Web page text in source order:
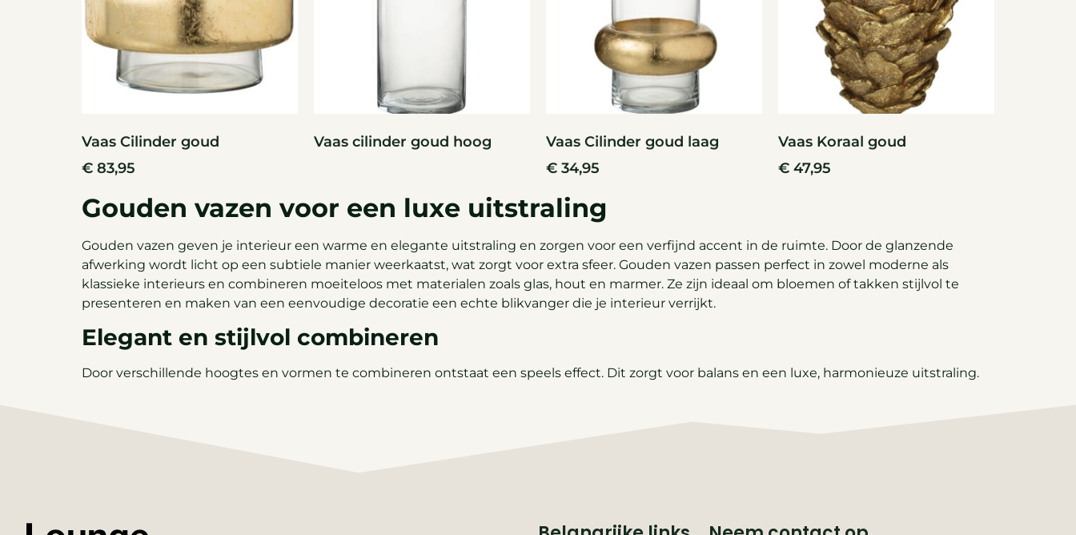
Vaas Cilinder goud
€ 83,95
Vaas cilinder goud hoog
Vaas Cilinder goud laag
€ 34,95
Vaas Koraal goud
€ 47,95
Gouden vazen voor een luxe uitstraling
Gouden vazen geven je interieur een warme en elegante uitstraling en zorgen voor een verfijnd accent in de ruimte. Door de glanzende
afwerking wordt licht op een subtiele manier weerkaatst, wat zorgt voor extra sfeer. Gouden vazen passen perfect in zowel moderne als
klassieke interieurs en combineren moeiteloos met materialen zoals glas, hout en marmer. Ze zijn ideaal om bloemen of takken stijlvol te
presenteren en maken van een eenvoudige decoratie een echte blikvanger die je interieur verrijkt.
Elegant en stijlvol combineren
Door verschillende hoogtes en vormen te combineren ontstaat een speels effect. Dit zorgt voor balans en een luxe, harmonieuze uitstraling.